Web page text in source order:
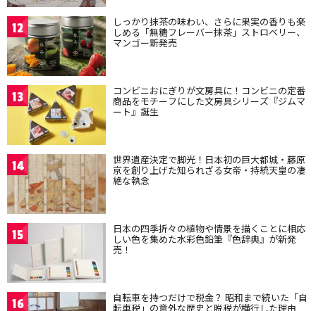
12 しっかり抹茶の味わい、さらに果実の香りも楽
しめる「無糖フレーバー抹茶」ストロベリー、
マンゴー新発売
13 コンビニおにぎりが文房具に！コンビニの定番
商品をモチーフにした文房具シリーズ『ジムマ
ート』誕生
14 世界遺産決定で脚光！日本初の巨大都城・藤原
京を創り上げた知られざる女帝・持統天皇の凄
絶な執念
15 日本の四季折々の植物や情景を描くことに相応
しい色を集めた水彩色鉛筆『色辞典』が新発
売！
16 自転車を持つだけで税金？ 昭和まで続いた「自
転車税」の意外な歴史と脱税が横行した理由